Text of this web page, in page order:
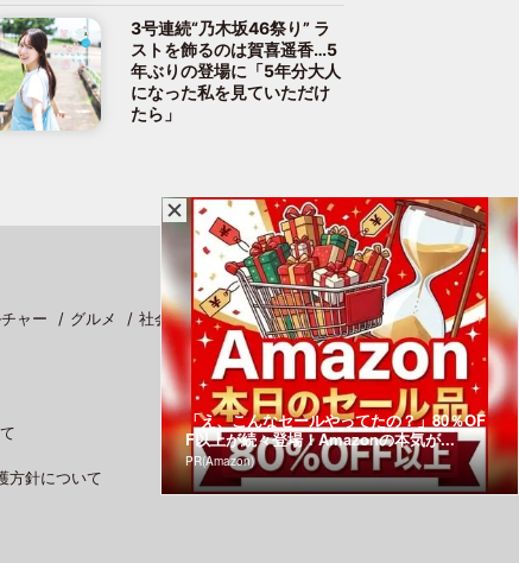
3号連続“乃木坂46祭り” ラ
ストを飾るのは賀喜遥香…5
年ぶりの登場に「5年分大人
になった私を見ていただけ
たら」
ャー グルメ 社会
スポーツ
方針について
「え、こんなセールやってたの？」80％OF
F以上が続々登場！Amazonの本気が...
PR(Amazon)